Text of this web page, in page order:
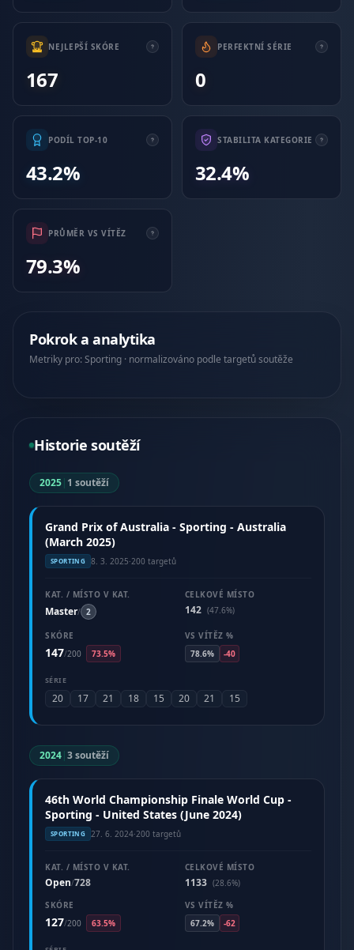
NEJLEPŠÍ SKÓRE
167
PERFEKTNÍ SÉRIE
0
PODÍL TOP-10
43.2%
STABILITA KATEGORIE
32.4%
PRŮMĚR VS VÍTĚZ
79.3%
Pokrok a analytika
Metriky pro: Sporting · normalizováno podle targetů soutěže
Historie soutěží
2025| 1 soutěží
Grand Prix of Australia - Sporting - Australia
(March 2025)
SPORTING 8. 3. 2025·200 targetů
KAT. / MÍSTO V KAT.
Master/ 2
CELKOVÉ MÍSTO
142 (47.6%)
SKÓRE
147/200 73.5%
VS VÍTĚZ %
78.6%
-40
SÉRIE
20 17 21 18 15 20 21 15
2024|3 soutěží
46th World Championship Finale World Cup -
Sporting - United States (June 2024)
SPORTING 27. 6. 2024·200 targetů
KAT. / MÍSTO V KAT.
Open/728
CELKOVÉ MÍSTO
1133 (28.6%)
SKÓRE
127/200 63.5%
VS VÍTĚZ %
67.2%
-62